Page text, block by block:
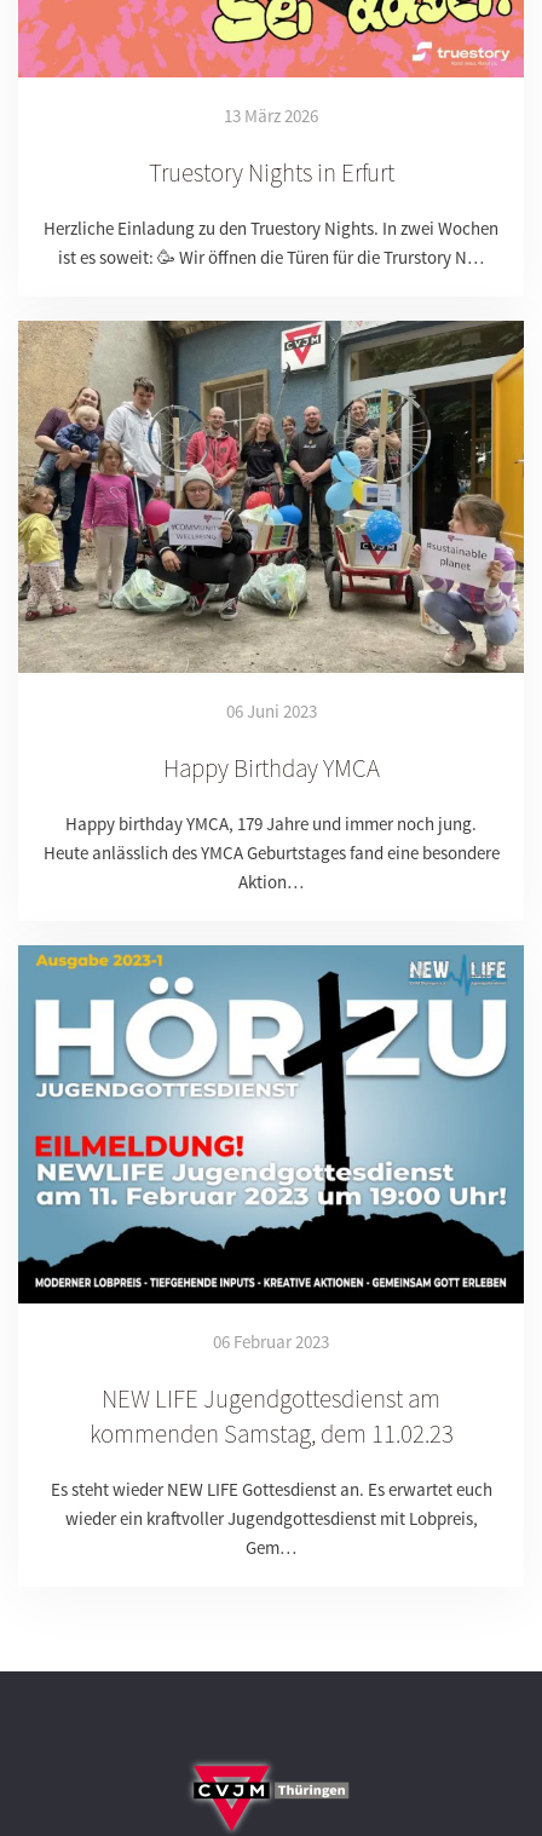
13 März 2026
Truestory Nights in Erfurt
Herzliche Einladung zu den Truestory Nights. In zwei Wochen
ist es soweit: 🥳 Wir öffnen die Türen für die Trurstory N…
06 Juni 2023
Happy Birthday YMCA
Happy birthday YMCA, 179 Jahre und immer noch jung.
Heute anlässlich des YMCA Geburtstages fand eine besondere
Aktion…
06 Februar 2023
NEW LIFE Jugendgottesdienst am
kommenden Samstag, dem 11.02.23
Es steht wieder NEW LIFE Gottesdienst an. Es erwartet euch
wieder ein kraftvoller Jugendgottesdienst mit Lobpreis,
Gem…